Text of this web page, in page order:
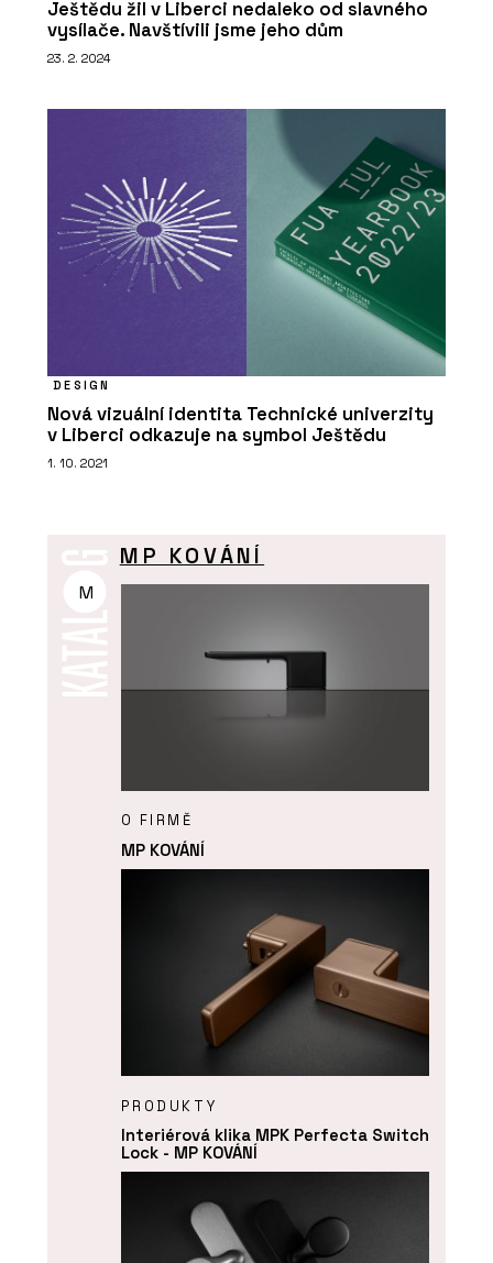
Ještědu žil v Liberci nedaleko od slavného
vysílače. Navštívili jsme jeho dům
23. 2. 2024
DESIGN
Nová vizuální identita Technické univerzity
v Liberci odkazuje na symbol Ještědu
1. 10. 2021
M
MP KOVÁNÍ
O FIRMĚ
MP KOVÁNÍ
PRODUKTY
Interiérová klika MPK Perfecta Switch
Lock - MP KOVÁNÍ